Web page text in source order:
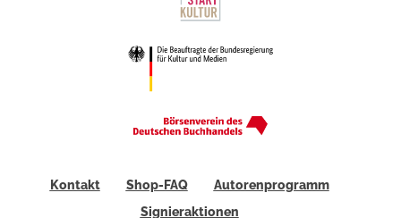
Kontakt Shop-FAQ
Autorenprogramm
Signieraktionen